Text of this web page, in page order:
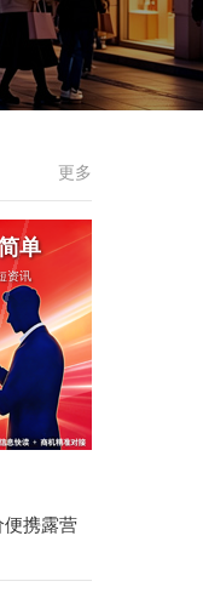
更多
单
资讯
便携露营